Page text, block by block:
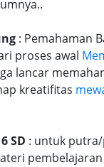
: Pemahaman
proses awal
lancar
kreatifitas
SD : untuk